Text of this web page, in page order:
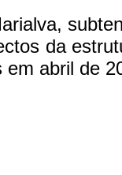
da
abril de